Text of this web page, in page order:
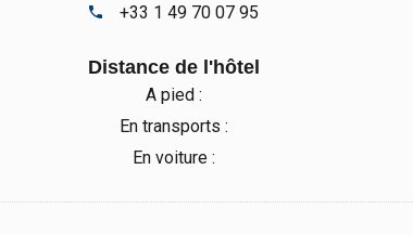
+33 1 49 70 07 95
Distance de l'hôtel
A pied :
En transports :
En voiture :